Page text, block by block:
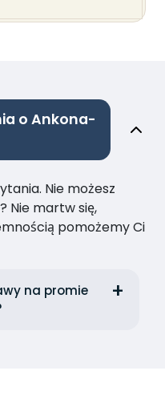
o Ankona-
Nie możesz
Nie martw się,
pomożemy Ci
na promie